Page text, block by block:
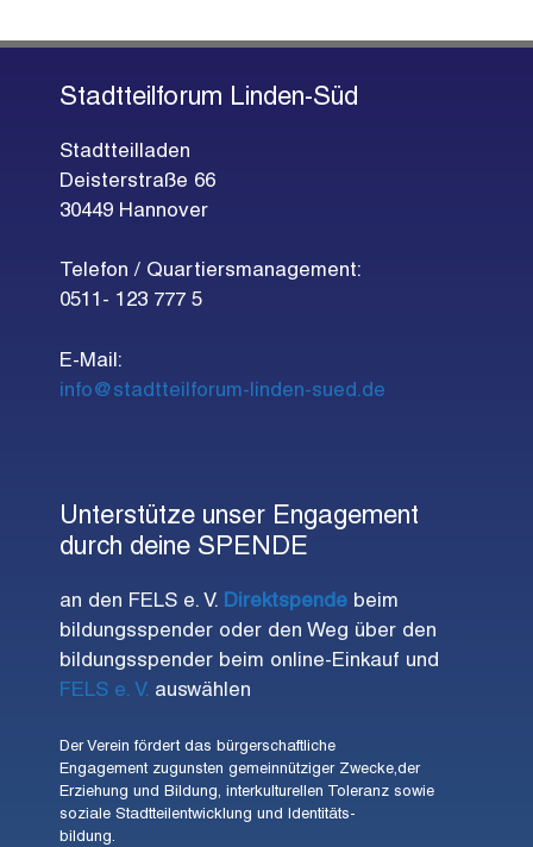
Stadtteilforum Linden-Süd
Stadtteilladen
Deisterstraße 66
30449 Hannover
Telefon / Quartiersmanagement:
0511- 123 777 5
E-Mail:
info@stadtteilforum-linden-sued.de
Unterstütze unser Engagement
durch deine SPENDE
an den FELS e. V. Direktspende beim
bildungsspender oder den Weg über den
bildungsspender beim online-Einkauf und
FELS e. V. auswählen
Der Verein fördert das bürgerschaftliche
Engagement zugunsten gemeinnütziger Zwecke,der
Erziehung und Bildung, interkulturellen Toleranz sowie
soziale Stadtteilentwicklung und Identitäts-
bildung.